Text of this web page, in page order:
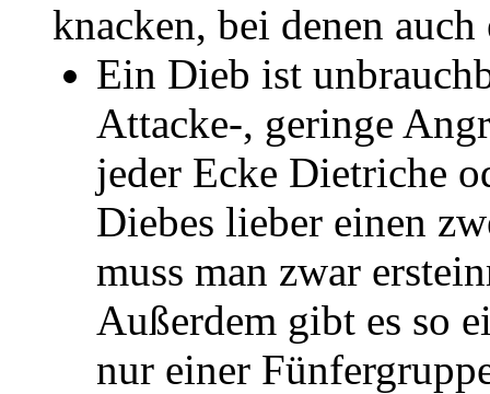
knacken, bei denen
Ein Dieb ist
Attacke-, geringe
jeder Ecke Dietriche
Diebes lieber einen
muss man zwar
Außerdem gibt es so
nur einer